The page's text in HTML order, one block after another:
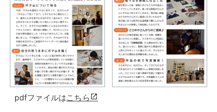
pdfファイルはこちら